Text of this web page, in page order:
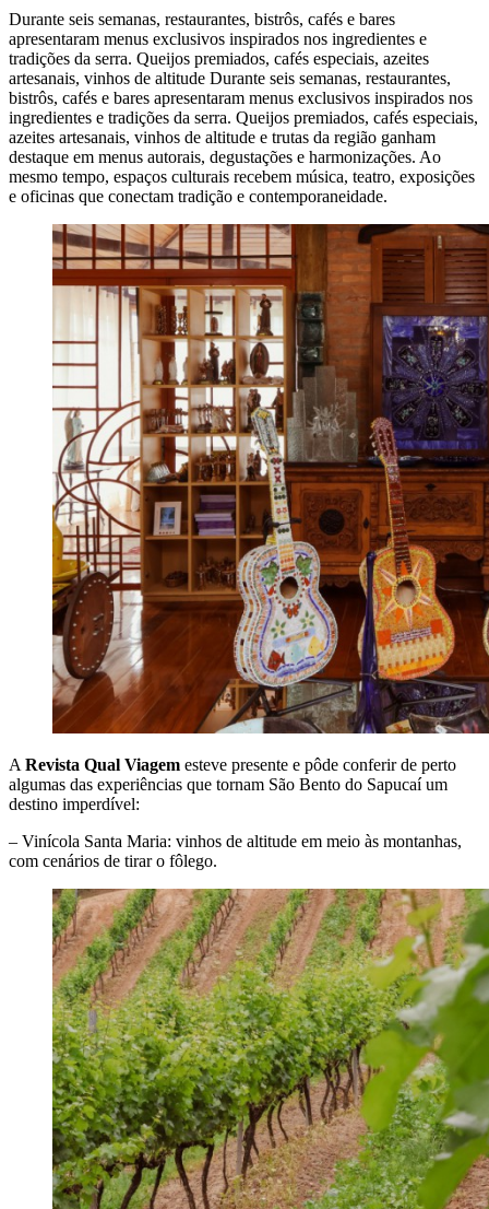
Durante seis semanas, restaurantes, bistrôs, cafés e bares
apresentaram menus exclusivos inspirados nos ingredientes e
tradições da serra. Queijos premiados, cafés especiais, azeites
artesanais, vinhos de altitude Durante seis semanas, restaurantes,
bistrôs, cafés e bares apresentaram menus exclusivos inspirados nos
ingredientes e tradições da serra. Queijos premiados, cafés especiais,
azeites artesanais, vinhos de altitude e trutas da região ganham
destaque em menus autorais, degustações e harmonizações. Ao
mesmo tempo, espaços culturais recebem música, teatro, exposições
e oficinas que conectam tradição e contemporaneidade.
A Revista Qual Viagem esteve presente e pôde conferir de perto
algumas das experiências que tornam São Bento do Sapucaí um
destino imperdível:
– Vinícola Santa Maria: vinhos de altitude em meio às montanhas,
com cenários de tirar o fôlego.